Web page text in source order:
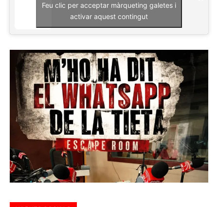
Feu clic per acceptar màrqueting galetes i
activar aquest contingut